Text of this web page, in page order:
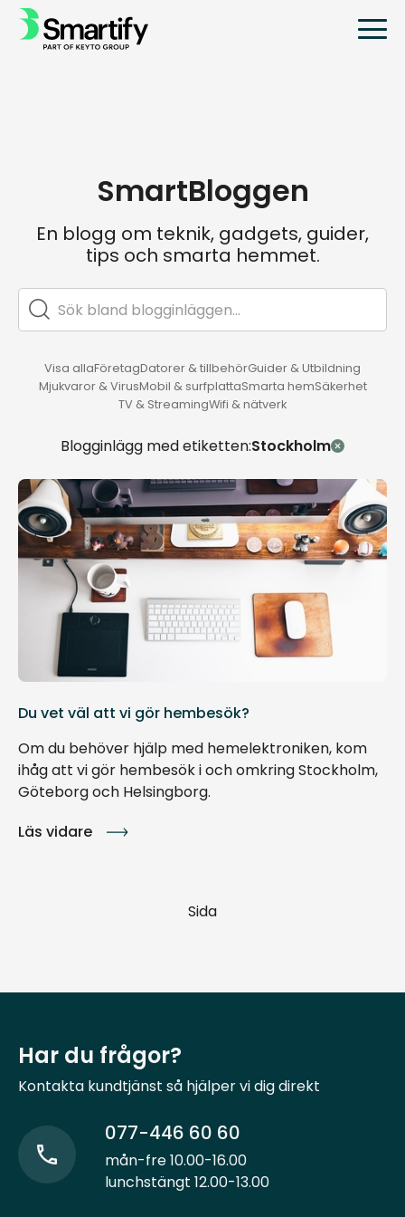
SmartBloggen
En blogg om teknik, gadgets, guider,
tips och smarta hemmet.
Visa allaFöretagDatorer & tillbehörGuider & Utbildning
Mjukvaror & VirusMobil & surfplattaSmarta hemSäkerhet
TV & StreamingWifi & nätverk
Blogginlägg med etiketten:Stockholm
Du vet väl att vi gör hembesök?
Om du behöver hjälp med hemelektroniken, kom
ihåg att vi gör hembesök i och omkring Stockholm,
Göteborg och Helsingborg.
Läs vidare
Sida
Har du frågor?
Kontakta kundtjänst så hjälper vi dig direkt
077-446 60 60
mån-fre 10.00-16.00
lunchstängt 12.00-13.00